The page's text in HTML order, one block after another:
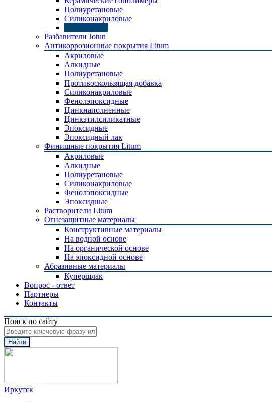
Полиуретановые
Силиконакриловые
Разбавители Jotun
Антикоррозионные покрытия Litum
Акриловые
Алкидные
Полиуретановые
Противоскользящая добавка
Силиконакриловые
Фенолэпоксидные
Цинкнаполненные
Цинкэтилсиликатные
Эпоксидные
Эпоксидный лак
Финишные покрытия Litum
Акриловые
Алкидные
Полиуретановые
Силиконакриловые
Фенолэпоксидные
Эпоксидные
Растворители Litum
Огнезащитные материалы
Конструктивные материалы
На водной основе
На органической основе
На эпоксидной основе
Абразивные материалы
Купершлак
Вопрос - ответ
Партнеры
Контакты
Поиск по сайту
Найти
Иркутск